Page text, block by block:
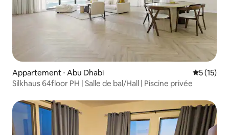
Appartement ⋅ Abu Dhabi
5 (15)
Silkhaus 64floor PH | Salle de bal/Hall | Piscine privée